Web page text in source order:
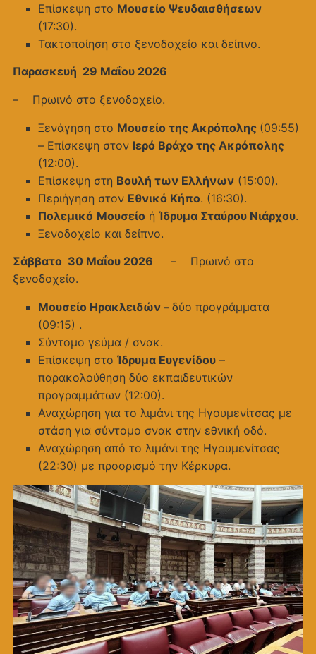
Επίσκεψη στο Μουσείο Ψευδαισθήσεων
(17:30).
Τακτοποίηση στο ξενοδοχείο και δείπνο.
Παρασκευή 29 Μαΐου 2026
– Πρωινό στο ξενοδοχείο.
Ξενάγηση στο Μουσείο της Ακρόπολης (09:55)
– Επίσκεψη στον Ιερό Βράχο της Ακρόπολης
(12:00).
Επίσκεψη στη Βουλή των Ελλήνων(15:00).
Περιήγηση στον Εθνικό Κήπο. (16:30).
Πολεμικό Μουσείοή Ίδρυμα Σταύρου Νιάρχου.
Ξενοδοχείο και δείπνο.
Σάββατο 30 Μαΐου 2026 – Πρωινό στο
ξενοδοχείο.
Μουσείο Ηρακλειδών – δύο προγράμματα
(09:15) .
Σύντομο γεύμα / σνακ.
Επίσκεψη στο Ίδρυμα Ευγενίδου–
παρακολούθηση δύο εκπαιδευτικών
προγραμμάτων (12:00).
Αναχώρηση για το λιμάνι της Ηγουμενίτσας με
στάση για σύντομο σνακ στην εθνική οδό.
Αναχώρηση από το λιμάνι της Ηγουμενίτσας
(22:30) με προορισμό την Κέρκυρα.